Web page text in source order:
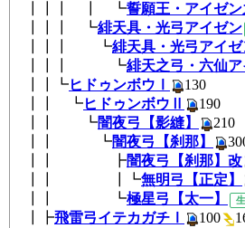
┃┃┃ ┃ ┗誓願王・アイゼン
┃┃┃ ┗緋天具・光弓アイゼン
┃┃┃ ┗緋天具・光弓アイ
┃┃┃ ┗緋天之弓・六仙
┃┃┗ヒドゥンボウⅠ
┃┃ ┗ヒドゥンボウⅡ
┃┃ ┗闇夜弓【影縫】
┃┃ ┗闇夜弓【刹那】
┃┃ ┣闇夜弓【刹那】改
┃┃ ┃┗無明弓【正定】
┃┃ ┗極星弓【太一】
┃┣飛雷弓イテカガチⅠ 100